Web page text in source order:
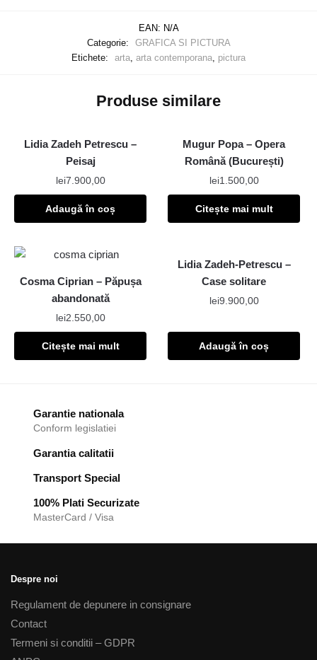
EAN: N/A
Categorie:
GRAFICA SI PICTURA
Etichete:
arta, arta contemporana, pictura
Produse similare
Lidia Zadeh Petrescu –
Peisaj
lei7.900,00
Adaugă în coș
Mugur Popa – Opera
Română (București)
lei1.500,00
Citește mai mult
Cosma Ciprian – Păpușa
abandonată
lei2.550,00
Citește mai mult
Lidia Zadeh-Petrescu –
Case solitare
lei9.900,00
Adaugă în coș
Garantie nationala
Conform legislatiei
Garantia calitatii
Transport Special
100% Plati Securizate
MasterCard / Visa
Despre noi
Regulament de depunere in consignare
Contact
Termeni si conditii – GDPR